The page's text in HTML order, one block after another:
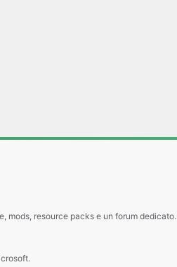
mods, resource packs e un forum dedicato.